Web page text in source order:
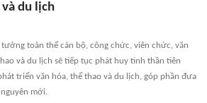
du lịch
toàn thể cán bộ, công chức, viên chức, văn
và du lịch sẽ tiếp tục phát huy tinh thần tiên
triển văn hóa, thể thao và du lịch, góp phần đưa
mới.